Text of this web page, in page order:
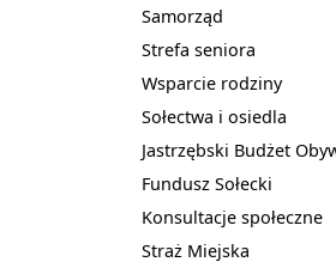
Samorząd
Strefa seniora
Wsparcie rodziny
Sołectwa i osiedla
Jastrzębski Budżet
Fundusz Sołecki
Konsultacje społeczne
Straż Miejska